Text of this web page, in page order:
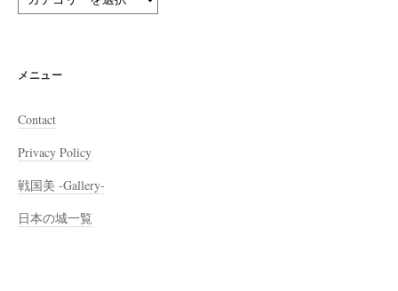
本
一
メニュー
Contact
Privacy Policy
戦国美 -Gallery-
日本の城一覧